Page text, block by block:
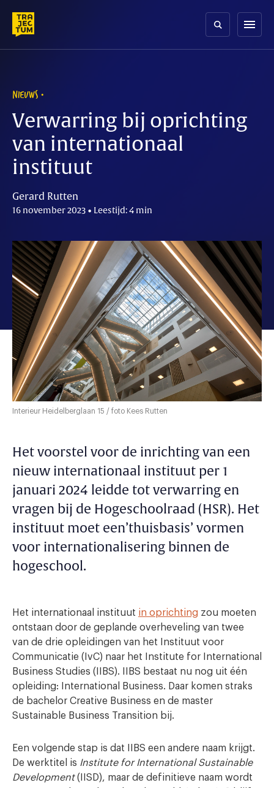
content
menu
NIEUWS
Verwarring bij oprichting
van internationaal
instituut
Gerard Rutten
16 november 2023 • Leestijd: 4 min
Interieur Heidelberglaan 15 / foto Kees Rutten
Het voorstel voor de inrichting van een
nieuw internationaal instituut per 1
januari 2024 leidde tot verwarring en
vragen bij de Hogeschoolraad (HSR). Het
instituut moet een’thuisbasis’ vormen
voor internationalisering binnen de
hogeschool.
Het internationaal instituut in oprichting zou moeten
ontstaan door de geplande overheveling van twee
van de drie opleidingen van het Instituut voor
Communicatie (IvC) naar het Institute for International
Business Studies (IIBS). IIBS bestaat nu nog uit één
opleiding: International Business. Daar komen straks
de bachelor Creative Business en de master
Sustainable Business Transition bij.
Een volgende stap is dat IIBS een andere naam krijgt.
De werktitel is Institute for International Sustainable
Development(IISD), maar de definitieve naam wordt